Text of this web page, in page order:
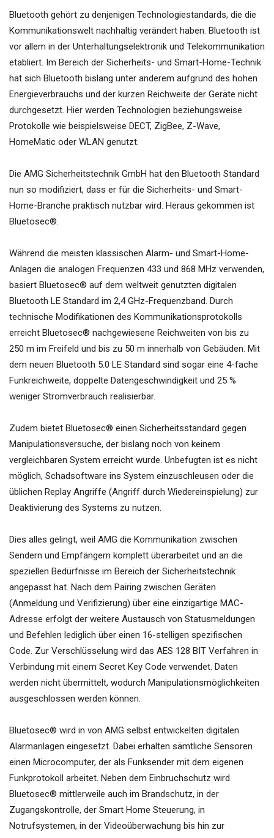
Bluetooth gehört zu denjenigen Technologiestandards, die die
Kommunikationswelt nachhaltig verändert haben. Bluetooth ist
vor allem in der Unterhaltungselektronik und Telekommunikation
etabliert. Im Bereich der Sicherheits- und Smart-Home-Technik
hat sich Bluetooth bislang unter anderem aufgrund des hohen
Energieverbrauchs und der kurzen Reichweite der Geräte nicht
durchgesetzt. Hier werden Technologien beziehungsweise
Protokolle wie beispielsweise DECT, ZigBee, Z-Wave,
HomeMatic oder WLAN genutzt.
Die AMG Sicherheitstechnik GmbH hat den Bluetooth Standard
nun so modifiziert, dass er für die Sicherheits- und Smart-
Home-Branche praktisch nutzbar wird. Heraus gekommen ist
Bluetosec®.
Während die meisten klassischen Alarm- und Smart-Home-
Anlagen die analogen Frequenzen 433 und 868 MHz verwenden,
basiert Bluetosec® auf dem weltweit genutzten digitalen
Bluetooth LE Standard im 2,4 GHz-Frequenzband. Durch
technische Modifikationen des Kommunikationsprotokolls
erreicht Bluetosec® nachgewiesene Reichweiten von bis zu
250 m im Freifeld und bis zu 50 m innerhalb von Gebäuden. Mit
dem neuen Bluetooth 5.0 LE Standard sind sogar eine 4-fache
Funkreichweite, doppelte Datengeschwindigkeit und 25 %
weniger Stromverbrauch realisierbar.
Zudem bietet Bluetosec® einen Sicherheitsstandard gegen
Manipulationsversuche, der bislang noch von keinem
vergleichbaren System erreicht wurde. Unbefugten ist es nicht
möglich, Schadsoftware ins System einzuschleusen oder die
üblichen Replay Angriffe (Angriff durch Wiedereinspielung) zur
Deaktivierung des Systems zu nutzen.
Dies alles gelingt, weil AMG die Kommunikation zwischen
Sendern und Empfängern komplett überarbeitet und an die
speziellen Bedürfnisse im Bereich der Sicherheitstechnik
angepasst hat. Nach dem Pairing zwischen Geräten
(Anmeldung und Verifizierung) über eine einzigartige MAC-
Adresse erfolgt der weitere Austausch von Statusmeldungen
und Befehlen lediglich über einen 16-stelligen spezifischen
Code. Zur Verschlüsselung wird das AES 128 BIT Verfahren in
Verbindung mit einem Secret Key Code verwendet. Daten
werden nicht übermittelt, wodurch Manipulationsmöglichkeiten
ausgeschlossen werden können.
Bluetosec® wird in von AMG selbst entwickelten digitalen
Alarmanlagen eingesetzt. Dabei erhalten sämtliche Sensoren
einen Microcomputer, der als Funksender mit dem eigenen
Funkprotokoll arbeitet. Neben dem Einbruchschutz wird
Bluetosec® mittlerweile auch im Brandschutz, in der
Zugangskontrolle, der Smart Home Steuerung, in
Notrufsystemen, in der Videoüberwachung bis hin zur